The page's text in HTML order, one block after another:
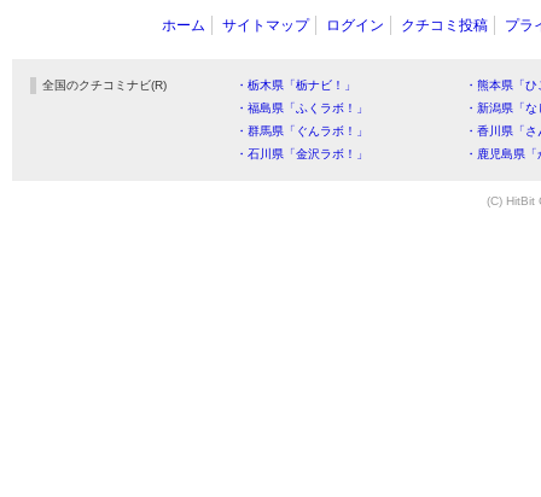
ホーム サイトマップ ログイン クチコミ投稿 プラ
全国のクチコミナビ(R) ・栃木県「栃ナビ！」
・熊本県「
・福島県「ふくラボ！」
・新潟県「
・群馬県「ぐんラボ！」
・香川県「
・石川県「金沢ラボ！」
・鹿児島県
(C) HitBit